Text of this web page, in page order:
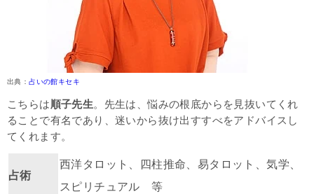
出典：占いの館キセキ
こちらは順子先生。先生は、悩みの根底からを見抜いてくれ
ることで有名であり、迷いから抜け出すすべをアドバイスし
てくれます。
占術
西洋タロット、四柱推命、易タロット、気学、
スピリチュアル 等